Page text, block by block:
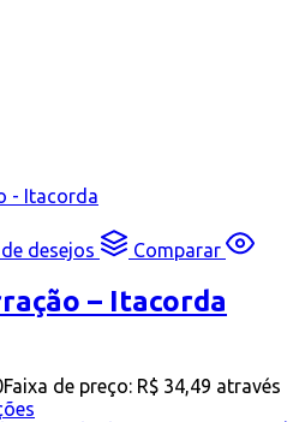
desejos
Comparar
– Itacorda
Faixa de preço: R$ 34,49 através